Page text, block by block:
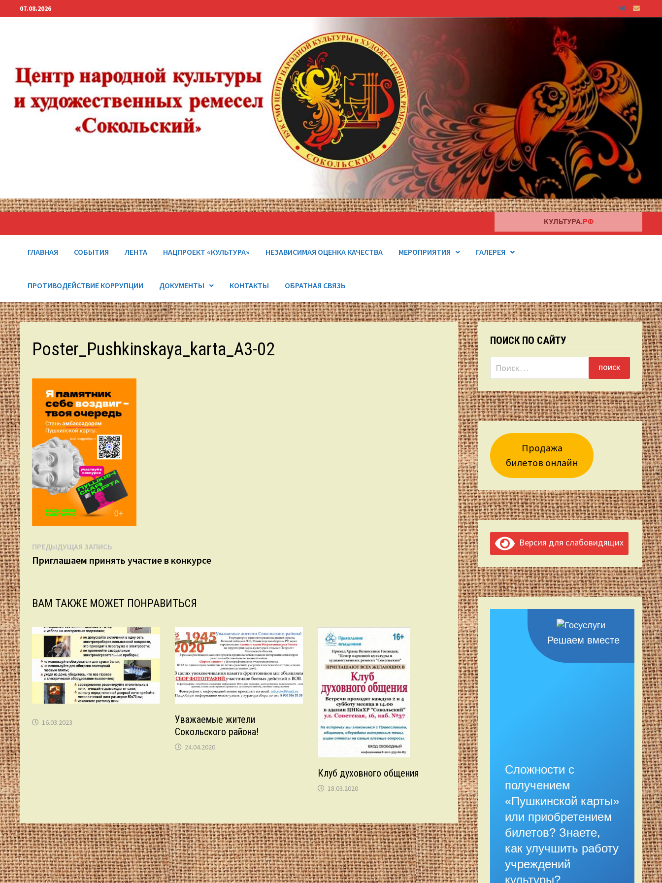
Перейти
к
07.08.2026
ГЛАВНАЯ СОБЫТИЯ ЛЕНТА НАЦПРОЕКТ «КУЛЬТУРА» НЕЗАВИСИМАЯ ОЦЕНКА КАЧЕСТВА МЕРОПРИЯТИЯ ГАЛЕРЕЯ
ПРОТИВОДЕЙСТВИЕ КОРРУПЦИИ ДОКУМЕНТЫ КОНТАКТЫ ОБРАТНАЯ СВЯЗЬ
Poster_Pushkinskaya_karta_A3-02
Навигация
по
ПРЕДЫДУЩАЯ ЗАПИСЬ
запись:
Приглашаем принять участие в конкурсе
ВАМ ТАКЖЕ МОЖЕТ ПОНРАВИТЬСЯ
16.03.2023
Уважаемые жители
Сокольского района!
24.04.2020
Клуб духовного общения
18.03.2020
ПОИСК ПО САЙТУ
Найти:
Продажа
билетов онлайн
Версия для слабовидящих
Решаем вместе
Сложности с
получением
«Пушкинской карты»
или приобретением
билетов? Знаете,
как улучшить работу
учреждений
культуры?